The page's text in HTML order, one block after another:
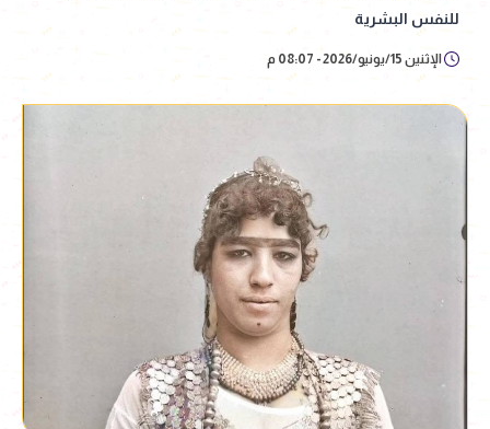
للنفس البشرية
الإثنين 15/يونيو/2026 - 08:07 م